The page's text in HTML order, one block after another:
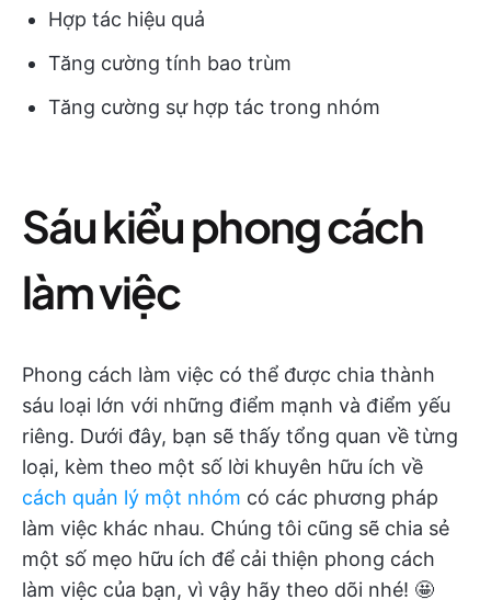
Hợp tác hiệu quả
Tăng cường tính bao trùm
Tăng cường sự hợp tác trong nhóm
Sáu kiểu phong cách
làm việc
Phong cách làm việc có thể được chia thành
sáu loại lớn với những điểm mạnh và điểm yếu
riêng. Dưới đây, bạn sẽ thấy tổng quan về từng
loại, kèm theo một số lời khuyên hữu ích về
cách quản lý một nhóm có các phương pháp
làm việc khác nhau. Chúng tôi cũng sẽ chia sẻ
một số mẹo hữu ích để cải thiện phong cách
làm việc của bạn, vì vậy hãy theo dõi nhé! 🤩